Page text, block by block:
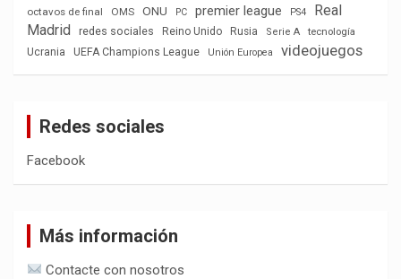
octavos de final OMS ONU PC premier league PS4
Real
Madrid
redes sociales Reino Unido Rusia Serie A
tecnología
Ucrania
UEFA Champions League Unión Europea videojuegos
Redes sociales
Facebook
Más información
Contacte con nosotros